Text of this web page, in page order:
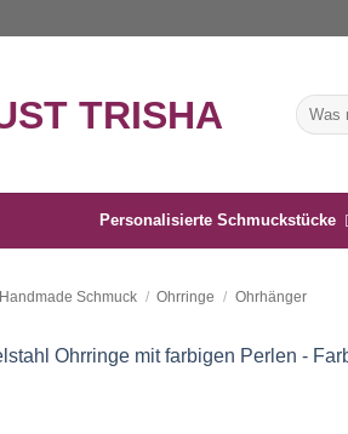
Suchen
nach:
Personalisierte Schmuckstücke
Handmade Schmuck / Ohrringe / Ohrhänger